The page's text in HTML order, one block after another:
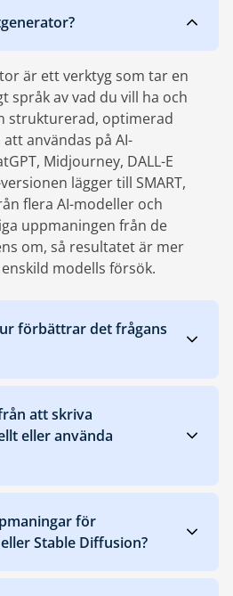
är ett verktyg som tar en
språk av vad du vill ha och
strukturerad, optimerad
användas på AI-
Midjourney, DALL-E
lägger till SMART,
flera AI-modeller och
uppmaningen från de
om, så resultatet är mer
modells försök.
förbättrar det frågans
att skriva
eller använda
för
Stable Diffusion?